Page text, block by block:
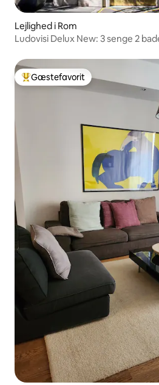
Lejlighed i Rom
Ludovisi Delux New: 3 senge 2
Bedste gæstefavorit
Gæstefavorit